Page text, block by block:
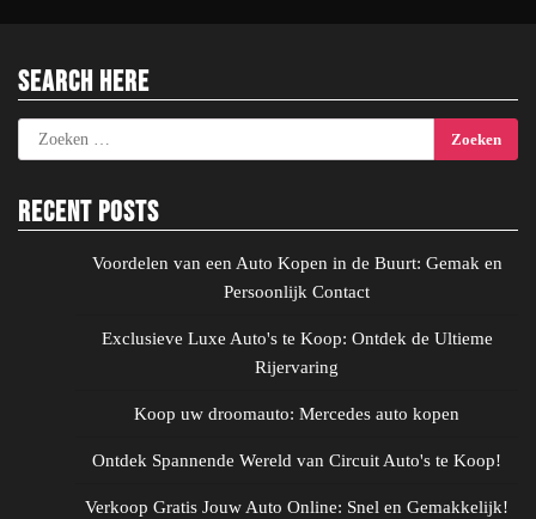
Search Here
Zoeken
naar:
Recent Posts
Voordelen van een Auto Kopen in de Buurt: Gemak en
Persoonlijk Contact
Exclusieve Luxe Auto's te Koop: Ontdek de Ultieme
Rijervaring
Koop uw droomauto: Mercedes auto kopen
Ontdek Spannende Wereld van Circuit Auto's te Koop!
Verkoop Gratis Jouw Auto Online: Snel en Gemakkelijk!